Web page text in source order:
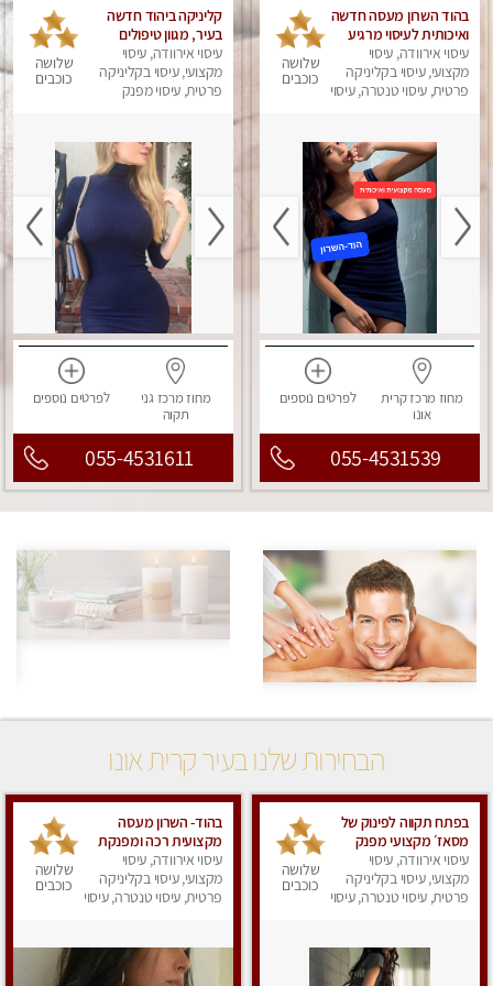
בהוד השרון מעסה חדשה
ואיכותית לעיסוי מרגיע
ומפנק VIP-מומלץ
לחלוטין! פרטי! ​​​​​​ Highly
recommended
עיסוי אירוודה, עיסוי
מקצועי, עיסוי בקליניקה
פרטית, עיסוי טנטרה, עיסוי
שלושה
כוכבים
מחוז מרכזקרית
אונו
לפרטים נוספים
055-4531539
קליניקה ביהוד חדשה
בעיר, מגוון טיפולים
ומעסה איכותית!
עיסוי אירוודה, עיסוי
מקצועי, עיסוי בקליניקה
פרטית, עיסוי מפנק
שלושה
כוכבים
מחוז מרכז גני
תקוה
לפרטים נוספים
055-4531611
הבחירות שלנו בעיר קרית אונו
בפתח תקווה לפינוק של
מסאז׳ מקצועי מפנק
במקום נקי ומסודר-
‏מכבדים כרטיסי אשראי
עיסוי אירוודה, עיסוי
מקצועי, עיסוי בקליניקה
פרטית, עיסוי טנטרה, עיסוי
שלושה
כוכבים
בהוד- השרון מעסה
מקצועית רכה ומפנקת
עיסוי אירוודה, עיסוי
מקצועי, עיסוי בקליניקה
פרטית, עיסוי טנטרה, עיסוי
שלושה
כוכבים